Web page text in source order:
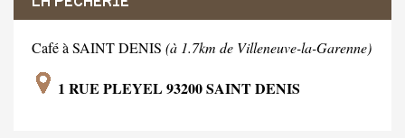
Café à SAINT DENIS (à 1.7km de Villeneuve-la-Garenne)
1 RUE PLEYEL 93200 SAINT DENIS